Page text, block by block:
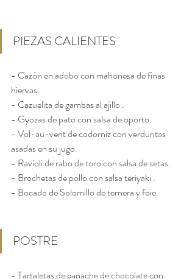
PIEZAS CALIENTES
- Cazón en adobo con mahonesa de finas
hiervas.
- Cazuelita de gambas al ajillo .
- Gyozas de pato con salsa de oporto.
- Vol-au-vent de codorniz con verduritas
asadas en su jugo.
- Ravioli de rabo de toro con salsa de setas.
- Brochetas de pollo con salsa teriyaki .
- Bocado de Solomillo de ternera y foie.
POSTRE
- Tartaletas de ganache de chocolate con